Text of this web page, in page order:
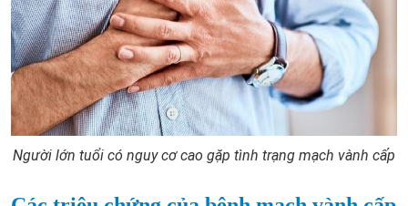
Người lớn tuổi có nguy cơ cao gặp tình trạng mạch vành cấp